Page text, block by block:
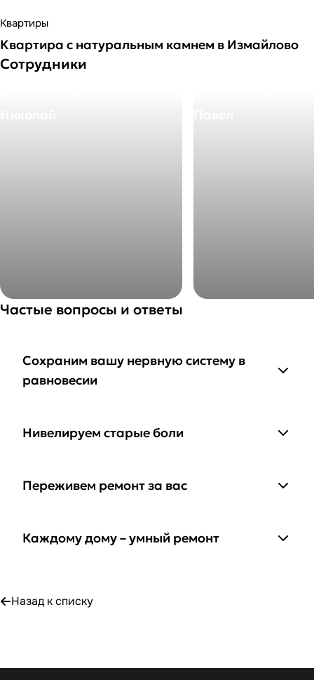
Квартиры
Квартира с натуральным камнем в Измайлово
Сотрудники
Частые вопросы и ответы
Сохраним вашу нервную систему в
равновесии
Нивелируем старые боли
Переживем ремонт за вас
Каждому дому – умный ремонт
Назад к списку